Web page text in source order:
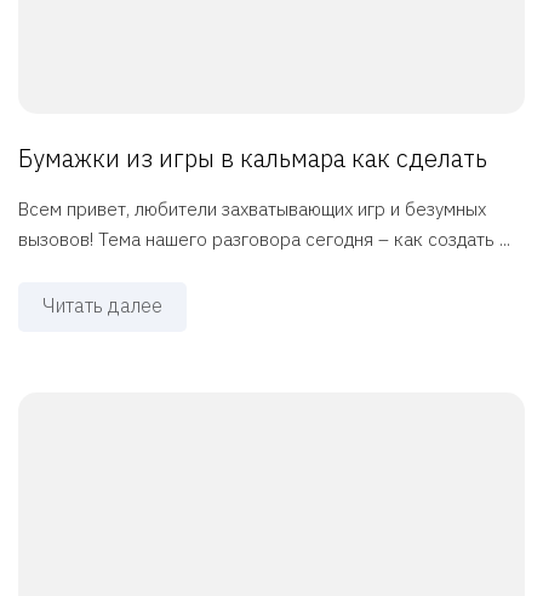
Бумажки из игры в кальмара как сделать
Всем привет, любители захватывающих игр и безумных
вызовов! Тема нашего разговора сегодня – как создать ...
Читать далее